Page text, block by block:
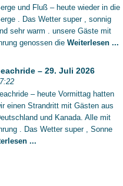
und Fluß – heute wieder in die
. Das Wetter super , sonnig
sehr warm . unsere Gäste mit
genossen die Weiterlesen ...
– 29. Juli 2026
– heute Vormittag hatten
einen Strandritt mit Gästen aus
und Kanada. Alle mit
. Das Wetter super , Sonne
...